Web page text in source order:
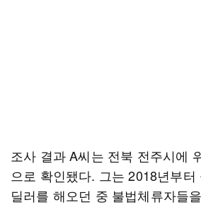
조사 결과 A씨는 전북 전주시에
으로 확인됐다. 그는 2018년부
딜러를 해오던 중 불법체류자들